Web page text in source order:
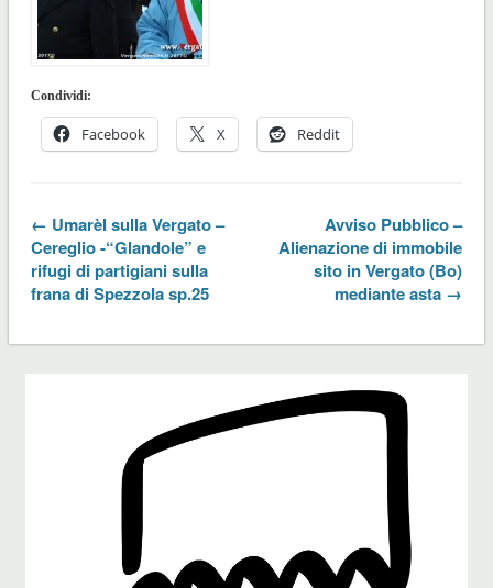
Condividi:
Facebook X Reddit
← Umarèl sulla Vergato –
Cereglio -“Glandole” e
rifugi di partigiani sulla
frana di Spezzola sp.25
Avviso Pubblico –
Alienazione di immobile
sito in Vergato (Bo)
mediante asta →